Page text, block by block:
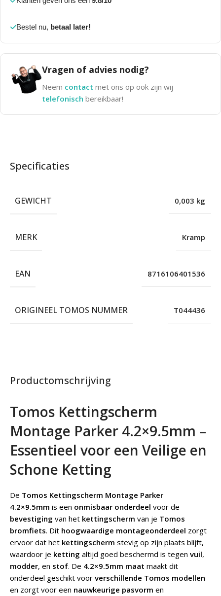
Bestel nu, betaal later!
Vragen of advies nodig?
Neem contact met ons op ook zijn wij
telefonisch bereikbaar!
Productomschrijving
Tomos Kettingscherm
Montage Parker 4.2×9.5mm –
Essentieel voor een Veilige en
Schone Ketting
De Tomos Kettingscherm Montage Parker
4.2×9.5mm is een onmisbaar onderdeel voor de
bevestiging van het kettingscherm van je Tomos
bromfiets. Dit hoogwaardige montageonderdeel zorgt
ervoor dat het kettingscherm stevig op zijn plaats blijft,
waardoor je ketting altijd goed beschermd is tegen vuil,
modder, en stof. De 4.2×9.5mm maat maakt dit
onderdeel geschikt voor verschillende Tomos modellen
en zorgt voor een nauwkeurige pasvorm en
Specificaties
GEWICHT 0,003 kg
MERK Kramp
EAN 8716106401536
ORIGINEEL TOMOS NUMMER T044436